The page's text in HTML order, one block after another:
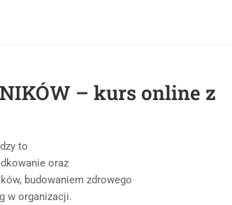
– kurs online z
to
oraz
budowaniem zdrowego
w organizacji.